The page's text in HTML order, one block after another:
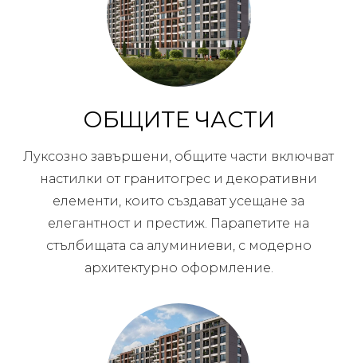
ОБЩИТЕ ЧАСТИ
Луксозно завършени, общите части включват
настилки от гранитогрес и декоративни
елементи, които създават усещане за
елегантност и престиж. Парапетите на
стълбищата са алуминиеви, с модерно
архитектурно оформление.